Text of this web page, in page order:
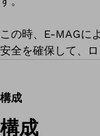
この時、E-MAGに
安全を確保して、
構成
構成